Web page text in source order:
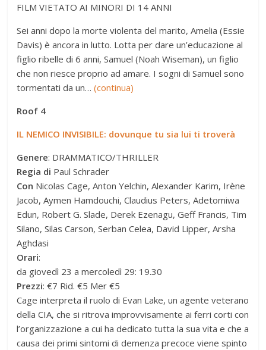
FILM VIETATO AI MINORI DI 14 ANNI
Sei anni dopo la morte violenta del marito, Amelia (Essie
Davis) è ancora in lutto. Lotta per dare un’educazione al
figlio ribelle di 6 anni, Samuel (Noah Wiseman), un figlio
che non riesce proprio ad amare. I sogni di Samuel sono
tormentati da un…(continua)
Roof 4
IL NEMICO INVISIBILE: dovunque tu sia lui ti troverà
Genere: DRAMMATICO/THRILLER
Regia di Paul Schrader
Con Nicolas Cage, Anton Yelchin, Alexander Karim, Irène
Jacob, Aymen Hamdouchi, Claudius Peters, Adetomiwa
Edun, Robert G. Slade, Derek Ezenagu, Geff Francis, Tim
Silano, Silas Carson, Serban Celea, David Lipper, Arsha
Aghdasi
Orari:
da giovedì 23 a mercoledì 29: 19.30
Prezzi: €7 Rid. €5 Mer €5
Cage interpreta il ruolo di Evan Lake, un agente veterano
della CIA, che si ritrova improvvisamente ai ferri corti con
l’organizzazione a cui ha dedicato tutta la sua vita e che a
causa dei primi sintomi di demenza precoce viene spinto